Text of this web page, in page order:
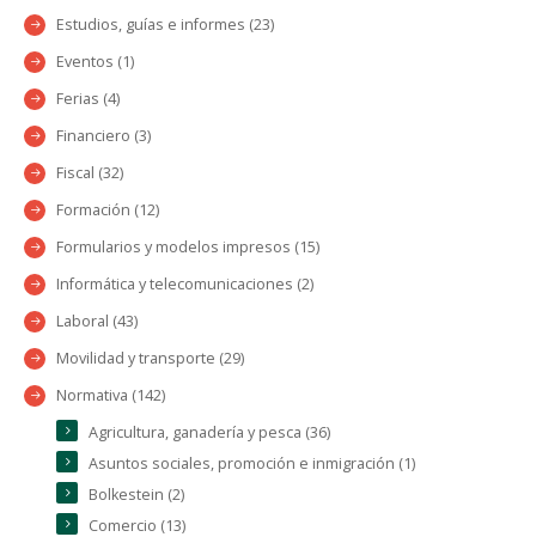
Estudios, guías e informes (23)
Eventos (1)
Ferias (4)
Financiero (3)
Fiscal (32)
Formación (12)
Formularios y modelos impresos (15)
Informática y telecomunicaciones (2)
Laboral (43)
Movilidad y transporte (29)
Normativa (142)
Agricultura, ganadería y pesca (36)
Asuntos sociales, promoción e inmigración (1)
Bolkestein (2)
Comercio (13)